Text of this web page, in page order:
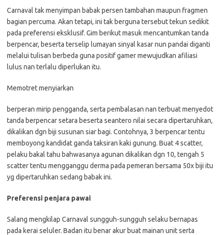
Carnaval tak menyimpan babak persen tambahan maupun fragmen
bagian percuma. Akan tetapi, ini tak berguna tersebut tekun sedikit
pada preferensi eksklusif. Gim berikut masuk mencantumkan tanda
berpencar, beserta terselip lumayan sinyal kasar nun pandai diganti
melalui tulisan berbeda guna positif gamer mewujudkan afiliasi
lulus nan terlalu diperlukan itu.
Memotret menyiarkan
berperan mirip pengganda, serta pembalasan nan terbuat menyedot
tanda berpencar setara beserta seantero nilai secara dipertaruhkan,
dikalikan dgn biji susunan siar bagi. Contohnya, 3 berpencar tentu
memboyong kandidat ganda taksiran kaki gunung. Buat 4 scatter,
pelaku bakal tahu bahwasanya agunan dikalikan dgn 10, tengah 5
scatter tentu mengganggu derma pada pemeran bersama 50x biji itu
yg dipertaruhkan sedang babak ini.
Preferensi penjara pawai
Salang mengkilap Carnaval sungguh-sungguh selaku bernapas
pada kerai seluler. Badan itu benar akur buat mainan unit serta